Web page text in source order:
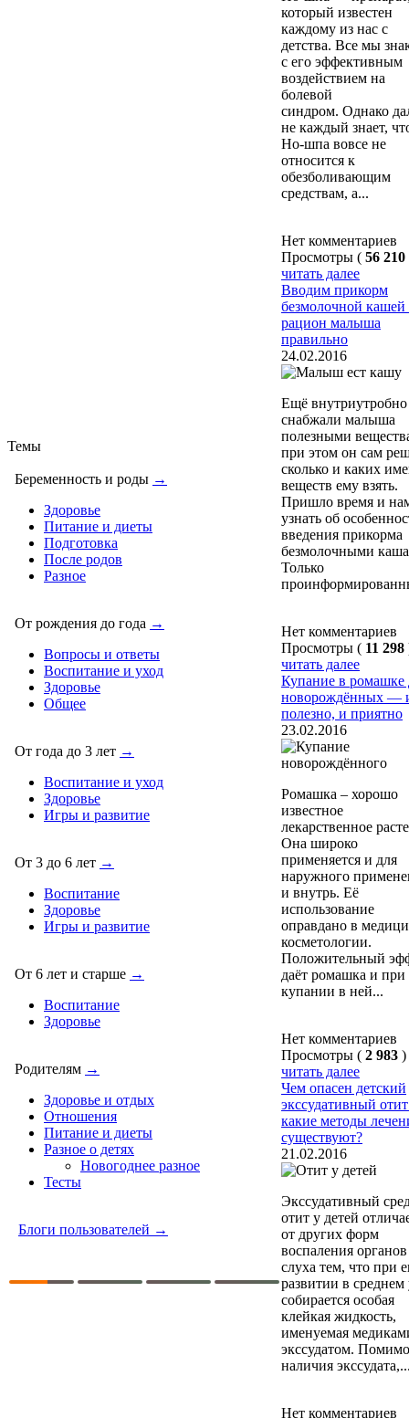
Темы
Беременность и роды →
Здоровье
Питание и диеты
Подготовка
После родов
Разное
От рождения до года →
Вопросы и ответы
Воспитание и уход
Здоровье
Общее
От года до 3 лет →
Воспитание и уход
Здоровье
Игры и развитие
От 3 до 6 лет →
Воспитание
Здоровье
Игры и развитие
От 6 лет и старше →
Воспитание
Здоровье
Родителям →
Здоровье и отдых
Отношения
Питание и диеты
Разное о детях
Новогоднее разное
Тесты
Блоги пользователей →
который известен
каждому из нас с
детства. Все мы
с его эффективным
воздействием на
болевой
синдром. Однако
не каждый знает,
Но-шпа вовсе не
относится к
обезболивающим
средствам, а...
Нет комментариев
Просмотры ( 56 210
читать далее
Вводим прикорм
безмолочной кашей
рацион малыша
правильно
24.02.2016
Ещё
снабжали малыша
полезными
при этом он сам
сколько и каких
веществ ему взять.
Пришло время и
узнать об
введения прикорма
безмолочными
Только
Нет комментариев
Просмотры ( 11 298
читать далее
Купание в ромашке
новорождённых —
полезно, и приятно
23.02.2016
Ромашка – хорошо
известное
лекарственное
Она широко
применяется и для
наружного
и внутрь. Её
использование
оправдано в
косметологии.
Положительный
даёт ромашка и при
купании в ней...
Нет комментариев
Просмотры ( 2 983 )
читать далее
Чем опасен детский
экссудативный
какие методы
существуют?
21.02.2016
Экссудативный
отит у детей
от других форм
воспаления органов
слуха тем, что при
развитии в среднем
собирается особая
клейкая жидкость,
именуемая
экссудатом. Помимо
наличия
Нет комментариев